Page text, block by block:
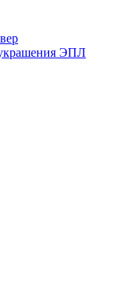
ЭПЛ